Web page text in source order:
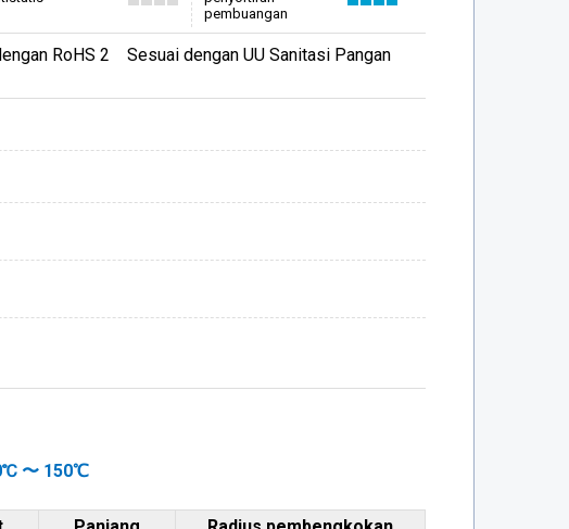
pembuangan
RoHS 2 Sesuai dengan UU Sanitasi Pangan
〜 150℃